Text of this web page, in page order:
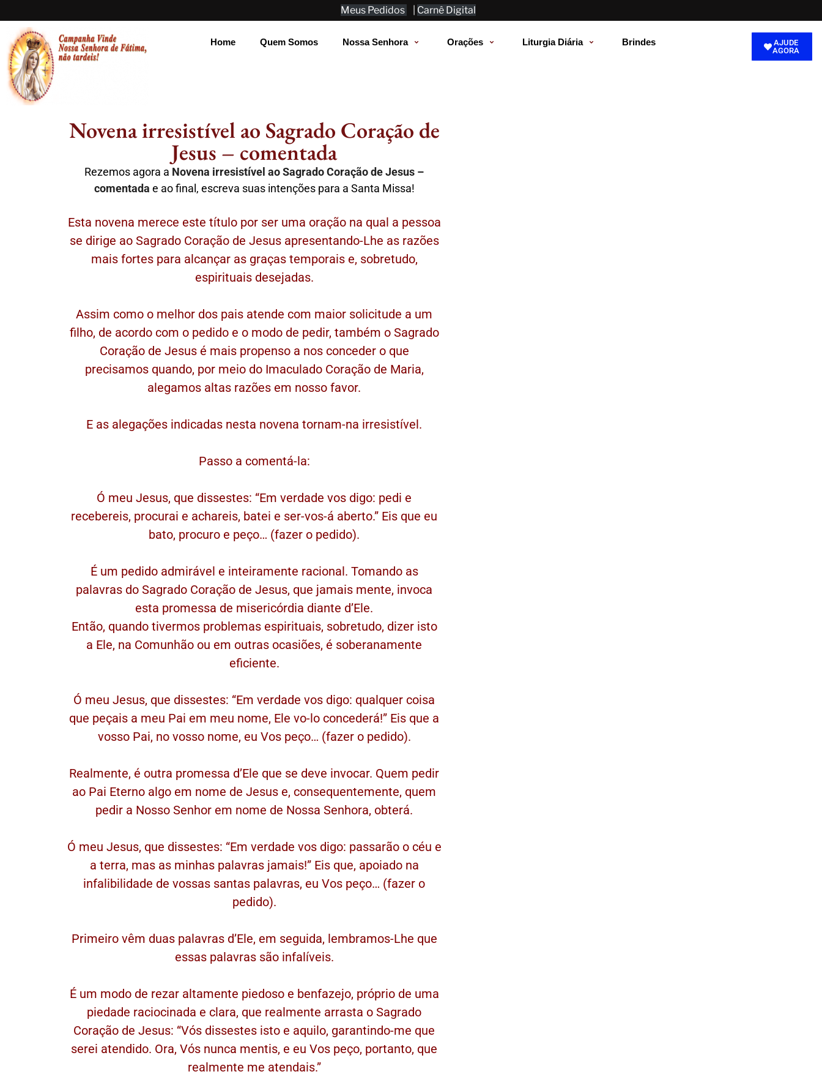
Meus Pedidos Carnê Digital
Home Quem Somos Nossa Senhora Orações Liturgia Diária Brindes
AJUDE
AGORA
Novena irresistível ao Sagrado Coração de
Jesus – comentada
Rezemos agora a Novena irresistível ao Sagrado Coração de Jesus –
comentada e ao final, escreva suas intenções para a Santa Missa!
Esta novena merece este título por ser uma oração na qual a pessoa
se dirige ao Sagrado Coração de Jesus apresentando-Lhe as razões
mais fortes para alcançar as graças temporais e, sobretudo,
espirituais desejadas.
Assim como o melhor dos pais atende com maior solicitude a um
filho, de acordo com o pedido e o modo de pedir, também o Sagrado
Coração de Jesus é mais propenso a nos conceder o que
precisamos quando, por meio do Imaculado Coração de Maria,
alegamos altas razões em nosso favor.
E as alegações indicadas nesta novena tornam-na irresistível.
Passo a comentá-la:
Ó meu Jesus, que dissestes: “Em verdade vos digo: pedi e
recebereis, procurai e achareis, batei e ser-vos-á aberto.” Eis que eu
bato, procuro e peço… (fazer o pedido).
É um pedido admirável e inteiramente racional. Tomando as
palavras do Sagrado Coração de Jesus, que jamais mente, invoca
esta promessa de misericórdia diante d’Ele.
Então, quando tivermos problemas espirituais, sobretudo, dizer isto
a Ele, na Comunhão ou em outras ocasiões, é soberanamente
eficiente.
Ó meu Jesus, que dissestes: “Em verdade vos digo: qualquer coisa
que peçais a meu Pai em meu nome, Ele vo-lo concederá!” Eis que a
vosso Pai, no vosso nome, eu Vos peço… (fazer o pedido).
Realmente, é outra promessa d’Ele que se deve invocar. Quem pedir
ao Pai Eterno algo em nome de Jesus e, consequentemente, quem
pedir a Nosso Senhor em nome de Nossa Senhora, obterá.
Ó meu Jesus, que dissestes: “Em verdade vos digo: passarão o céu e
a terra, mas as minhas palavras jamais!” Eis que, apoiado na
infalibilidade de vossas santas palavras, eu Vos peço… (fazer o
pedido).
Primeiro vêm duas palavras d’Ele, em seguida, lembramos-Lhe que
essas palavras são infalíveis.
É um modo de rezar altamente piedoso e benfazejo, próprio de uma
piedade raciocinada e clara, que realmente arrasta o Sagrado
Coração de Jesus: “Vós dissestes isto e aquilo, garantindo-me que
serei atendido. Ora, Vós nunca mentis, e eu Vos peço, portanto, que
realmente me atendais.”